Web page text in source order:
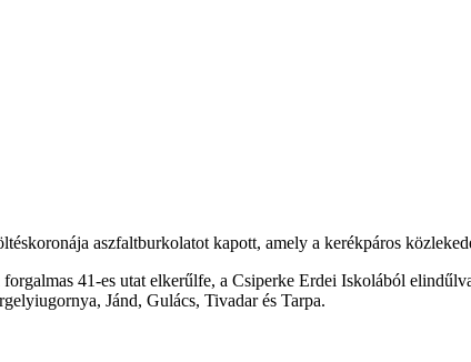
aszfaltburkolatot kapott, amely a kerékpáros
forgalmas 41-es utat elkerűlfe, a Csiperke Erdei Iskolából
Jánd, Gulács, Tivadar és Tarpa.